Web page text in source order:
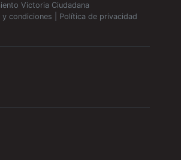
Victoria Ciudadana
y condiciones
Política de privacidad